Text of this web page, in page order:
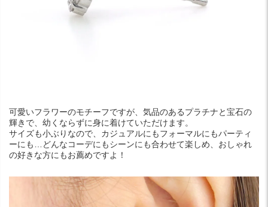
可愛いフラワーのモチーフですが、気品のあるプラチナと宝石の
輝きで、幼くならずに身に着けていただけます。
サイズも小ぶりなので、カジュアルにもフォーマルにもパーティ
ーにも…どんなコーデにもシーンにも合わせて楽しめ、おしゃれ
の好きな方にもお薦めですよ！